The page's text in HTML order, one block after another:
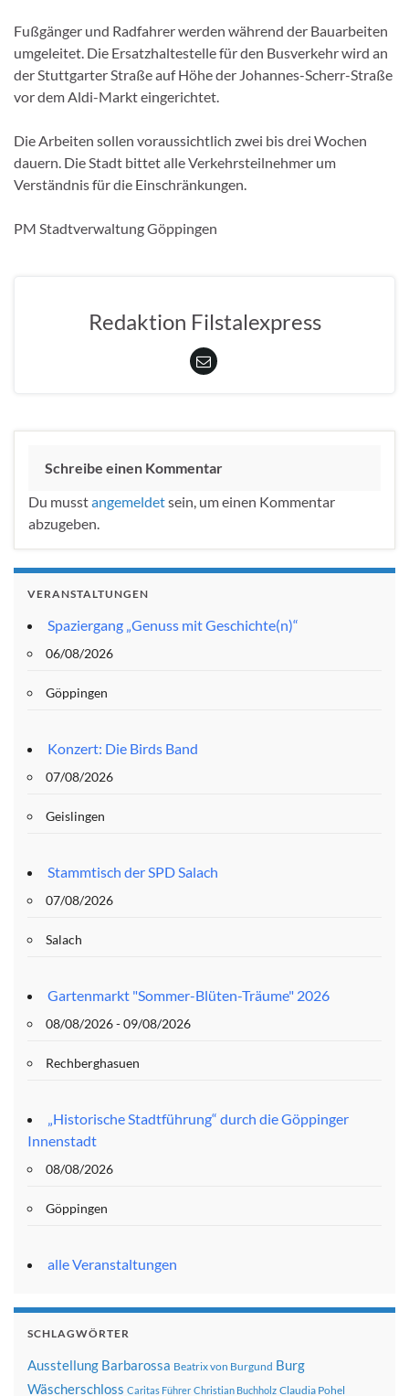
Fußgänger und Radfahrer werden während der Bauarbeiten
umgeleitet. Die Ersatzhaltestelle für den Busverkehr wird an
der Stuttgarter Straße auf Höhe der Johannes-Scherr-Straße
vor dem Aldi-Markt eingerichtet.
Die Arbeiten sollen voraussichtlich zwei bis drei Wochen
dauern. Die Stadt bittet alle Verkehrsteilnehmer um
Verständnis für die Einschränkungen.
PM Stadtverwaltung Göppingen
Redaktion Filstalexpress
Schreibe einen Kommentar
Du musstangemeldetsein, um einen Kommentar
abzugeben.
VERANSTALTUNGEN
Spaziergang „Genuss mit Geschichte(n)“
06/08/2026
Göppingen
Konzert: Die Birds Band
07/08/2026
Geislingen
Stammtisch der SPD Salach
07/08/2026
Salach
Gartenmarkt "Sommer-Blüten-Träume" 2026
08/08/2026 - 09/08/2026
Rechberghasuen
„Historische Stadtführung“ durch die Göppinger
Innenstadt
08/08/2026
Göppingen
alle Veranstaltungen
SCHLAGWÖRTER
Ausstellung Barbarossa Beatrix von Burgund Burg
Wäscherschloss Caritas Führer Christian Buchholz Claudia Pohel